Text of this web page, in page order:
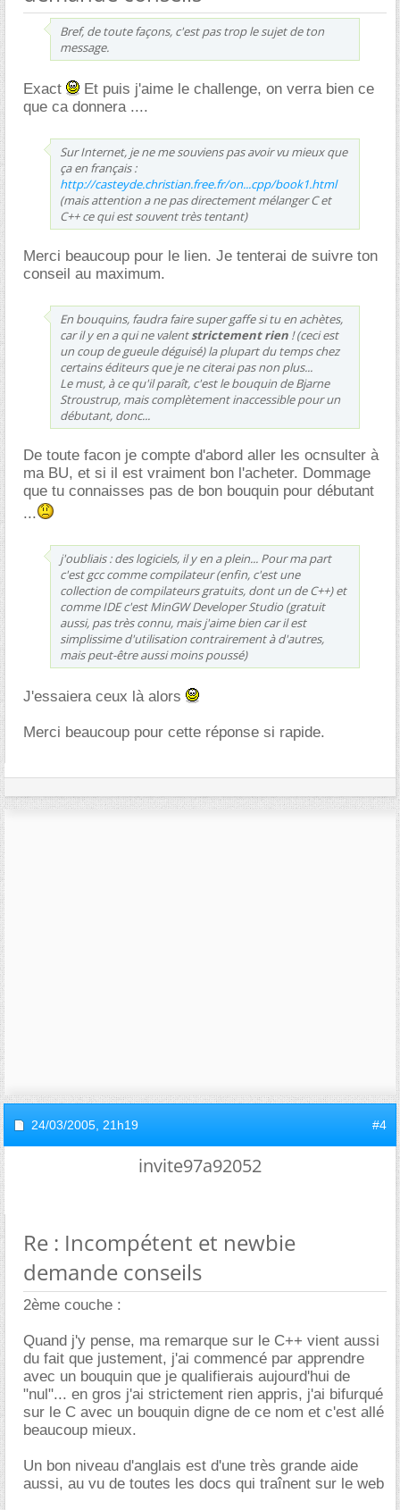
Bref, de toute façons, c'est pas trop le sujet de ton
message.
Exact
Et puis j'aime le challenge, on verra bien ce
que ca donnera ....
Sur Internet, je ne me souviens pas avoir vu mieux que
ça en français :
http://casteyde.christian.free.fr/on...cpp/book1.html
(mais attention a ne pas directement mélanger C et
C++ ce qui est souvent très tentant)
Merci beaucoup pour le lien. Je tenterai de suivre ton
conseil au maximum.
En bouquins, faudra faire super gaffe si tu en achètes,
car il y en a qui ne valentstrictement rien ! (ceci est
un coup de gueule déguisé) la plupart du temps chez
certains éditeurs que je ne citerai pas non plus...
Le must, à ce qu'il paraît, c'est le bouquin de Bjarne
Stroustrup, mais complètement inaccessible pour un
débutant, donc...
De toute facon je compte d'abord aller les ocnsulter à
ma BU, et si il est vraiment bon l'acheter. Dommage
que tu connaisses pas de bon bouquin pour débutant
...
j'oubliais : des logiciels, il y en a plein... Pour ma part
c'est gcc comme compilateur (enfin, c'est une
collection de compilateurs gratuits, dont un de C++) et
comme IDE c'est MinGW Developer Studio (gratuit
aussi, pas très connu, mais j'aime bien car il est
simplissime d'utilisation contrairement à d'autres,
mais peut-être aussi moins poussé)
J'essaiera ceux là alors
Merci beaucoup pour cette réponse si rapide.
24/03/2005, 21h19 #4
invite97a92052
Re : Incompétent et newbie
demande conseils
2ème couche :
Quand j'y pense, ma remarque sur le C++ vient aussi
du fait que justement, j'ai commencé par apprendre
avec un bouquin que je qualifierais aujourd'hui de
"nul"... en gros j'ai strictement rien appris, j'ai bifurqué
sur le C avec un bouquin digne de ce nom et c'est allé
beaucoup mieux.
Un bon niveau d'anglais est d'une très grande aide
aussi, au vu de toutes les docs qui traînent sur le web